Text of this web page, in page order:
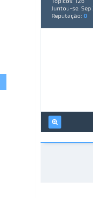
Juntou-se: Sep
Reputação: 0